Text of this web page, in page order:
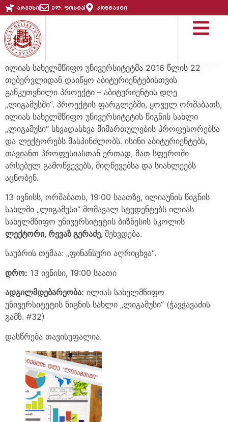
არგუსი ელ. ფოსტა კონტაქტი
ილიას სახელმწიფო უნივერსიტეტმა 2016 წლის 22
თებერვლიდან დაიწყო აბიტურიენტებისთვის
განკუთვნილი პროექტი – აბიტურიენტის დღე
„ლიგამუსში“. პროექტის ფარგლებში, ყოველ ორშაბათს,
ილიას სახელმწიფო უნივერსიტეტის წიგნის სახლი
„ლიგამუსი“ სხვადასხვა მიმართულების პროფესორებსა
და ლექტორებს მასპინძლობს. ისინი აბიტურიენტებს,
თავიანთ პროფესიასთან ერთად, მათ სფეროში
არსებულ გამოწვევებს, მიღწევებსა და სიახლეებს
აცნობენ.
13 ივნისს, ორშაბათს, 19:00 საათზე, ილიაუნის წიგნის
სახლში „ლიგამუსი“ მომავალ სტუდენტებს ილიას
სახელმწიფო უნივერსიტეტის ბიზნესის სკოლის
ლექტორი, რევაზ გერაძე, შეხვდება.
საუბრის თემაა: „ფინანსური აღრიცხვა“.
დრო: 13 ივნისი, 19:00 საათი
ადგილმდებარეობა: ილიას სახელმწიფო
უნივერსიტეტის წიგნის სახლი „ლიგამუსი“ (ჭავჭავაძის
გამზ. #32)
დასწრება თავისუფალია.